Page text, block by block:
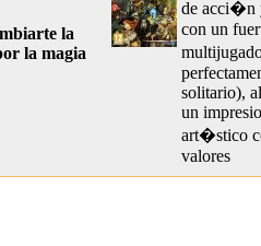
la
la magia
de acci�n
con un
solitario),
un
art�stico
valores